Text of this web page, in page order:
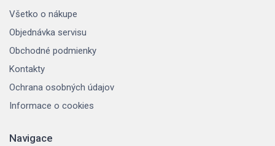
Všetko o nákupe
Objednávka servisu
Obchodné podmienky
Kontakty
Ochrana osobných údajov
Informace o cookies
Navigace